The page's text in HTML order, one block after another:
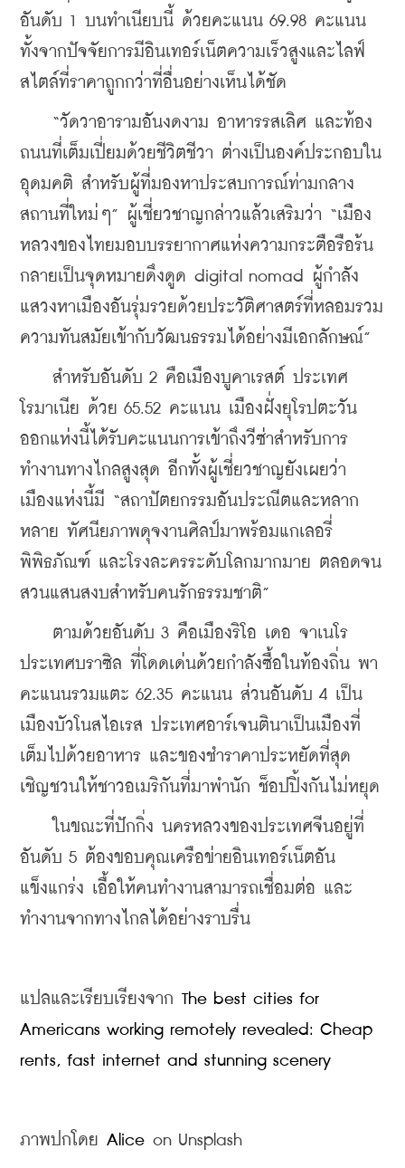
อันดับ 1 บนทำเนียบนี้ ด้วยคะแนน 69.98 คะแนน
ทั้งจากปัจจัยการมีอินเทอร์เน็ตความเร็วสูงและไลฟ์
สไตล์ที่ราคาถูกกว่าที่อื่นอย่างเห็นได้ชัด
“วัดวาอารามอันงดงาม อาหารรสเลิศ และท้อง
ถนนที่เต็มเปี่ยมด้วยชีวิตชีวา ต่างเป็นองค์ประกอบใน
อุดมคติ สำหรับผู้ที่มองหาประสบการณ์ท่ามกลาง
สถานที่ใหม่ๆ” ผู้เชี่ยวชาญกล่าวแล้วเสริมว่า “เมือง
หลวงของไทยมอบบรรยากาศแห่งความกระตือรือร้น
กลายเป็นจุดหมายดึงดูด digital nomad ผู้กำลัง
แสวงหาเมืองอันรุ่มรวยด้วยประวัติศาสตร์ที่หลอมรวม
ความทันสมัยเข้ากับวัฒนธรรมได้อย่างมีเอกลักษณ์”
สำหรับอันดับ 2 คือเมืองบูคาเรสต์ ประเทศ
โรมาเนีย ด้วย 65.52 คะแนน เมืองฝั่งยุโรปตะวัน
ออกแห่งนี้ได้รับคะแนนการเข้าถึงวีซ่าสำหรับการ
ทำงานทางไกลสูงสุด อีกทั้งผู้เชี่ยวชาญยังเผยว่า
เมืองแห่งนี้มี “สถาปัตยกรรมอันประณีตและหลาก
หลาย ทัศนียภาพดุจงานศิลป์มาพร้อมแกเลอรี่
พิพิธภัณฑ์ และโรงละครระดับโลกมากมาย ตลอดจน
สวนแสนสงบสำหรับคนรักธรรมชาติ”
ตามด้วยอันดับ 3 คือเมืองริโอ เดอ จาเนโร
ประเทศบราซิล ที่โดดเด่นด้วยกำลังซื้อในท้องถิ่น พา
คะแนนรวมแตะ 62.35 คะแนน ส่วนอันดับ 4 เป็น
เมืองบัวโนสไอเรส ประเทศอาร์เจนตินาเป็นเมืองที่
เต็มไปด้วยอาหาร และของชำราคาประหยัดที่สุด
เชิญชวนให้ชาวอเมริกันที่มาพำนัก ช็อปปิ้งกันไม่หยุด
ในขณะที่ปักกิ่ง นครหลวงของประเทศจีนอยู่ที่
อันดับ 5 ต้องขอบคุณเครือข่ายอินเทอร์เน็ตอัน
แข็งแกร่ง เอื้อให้คนทำงานสามารถเชื่อมต่อ และ
ทำงานจากทางไกลได้อย่างราบรื่น
แปลและเรียบเรียงจาก The best cities for
Americans working remotely revealed: Cheap
rents, fast internet and stunning scenery
ภาพปกโดย Alice on Unsplash​